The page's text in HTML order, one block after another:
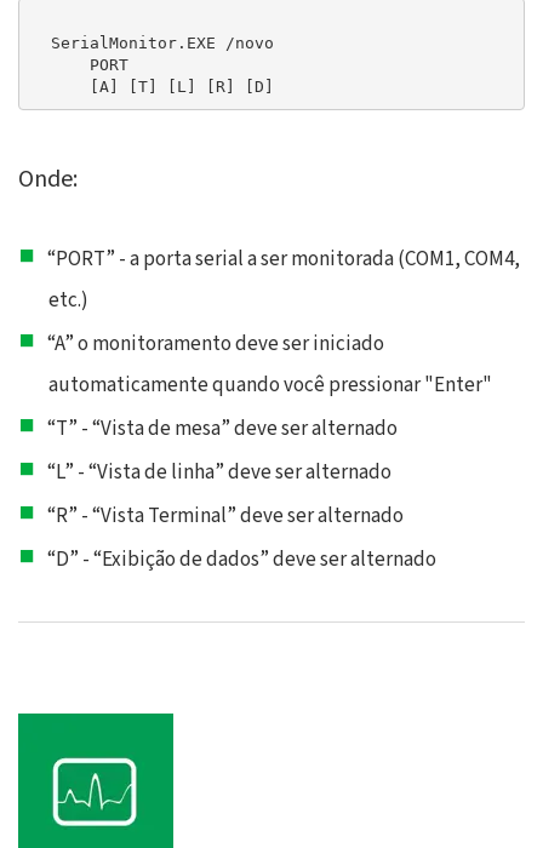
  SerialMonitor.EXE /novo
      PORT
      [A] [T] [L] [R] [D]
Onde:
“PORT” - a porta serial a ser monitorada (COM1, COM4,
etc.)
“A” o monitoramento deve ser iniciado
automaticamente quando você pressionar "Enter"
“T” - “Vista de mesa” deve ser alternado
“L” - “Vista de linha” deve ser alternado
“R” - “Vista Terminal” deve ser alternado
“D” - “Exibição de dados” deve ser alternado